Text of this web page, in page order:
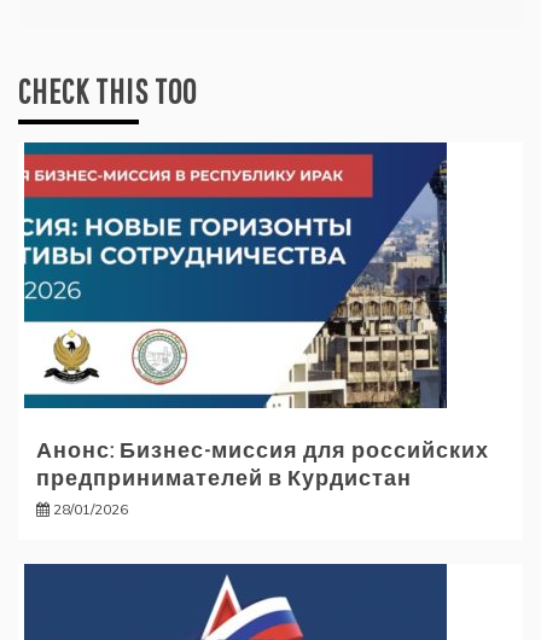
CHECK THIS TOO
Анонс: Бизнес-миссия для российских
предпринимателей в Курдистан
28/01/2026